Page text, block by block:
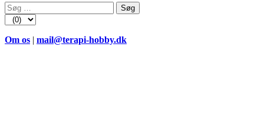
Søg
efter:
Om os | mail@terapi-hobby.dk